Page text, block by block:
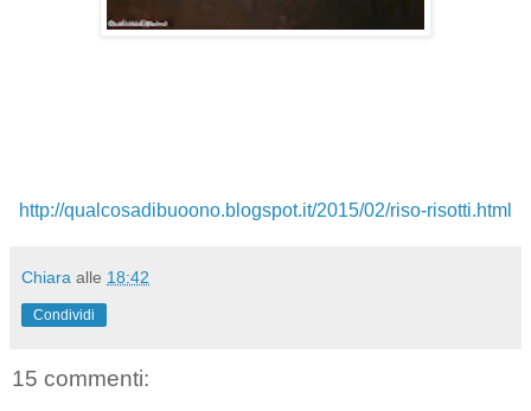
http://qualcosadibuoono.blogspot.it/2015/02/riso-risotti.html
Chiara alle 18:42
Condividi
15 commenti: